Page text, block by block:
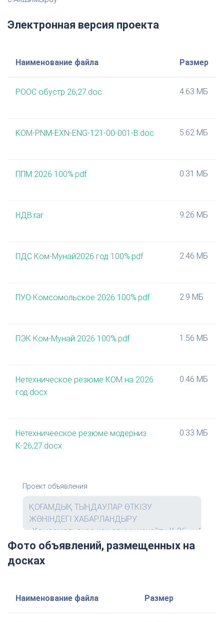
Электронная версия проекта
Наименование файла Размер
РООС обустр 26,27.doc 4.63 МБ
KOM-PNM-EXN-ENG-121-00-001-В.doc 5.62 МБ
ППМ 2026 100%.pdf 0.31 МБ
НДВ.rar 9.26 МБ
ПДС Ком-Мунай2026 год 100%.pdf 2.46 МБ
ПУО Комсомольское 2026 100%.pdf 2.9 МБ
ПЭК Ком-Мунай 2026 100%.pdf 1.56 МБ
Нетехническое резюме КОМ на 2026
год.docx
0.46 МБ
Нетехничееское резюме модерниз
К-26,27.docx
0.33 МБ
Проект объявления
Фото объявлений, размещенных на
досках
Наименование файла Размер